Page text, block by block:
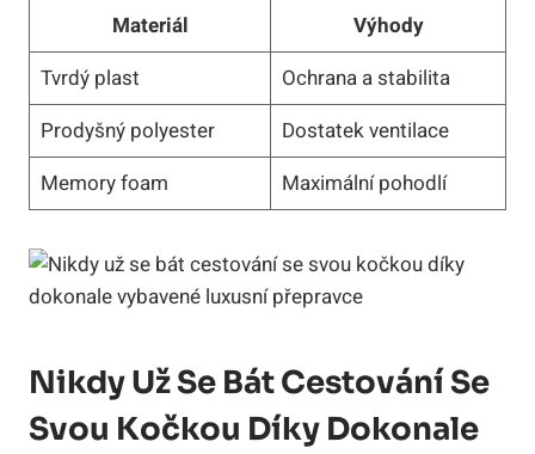
Materiál
Výhody
Tvrdý plast
Ochrana a stabilita
Prodyšný polyester
Dostatek ventilace
Memory foam
Maximální pohodlí
Nikdy Už Se Bát Cestování Se
Svou Kočkou Díky Dokonale